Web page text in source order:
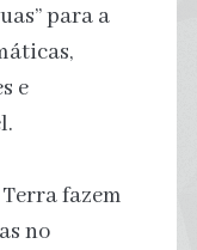
para a
e
fazem
no